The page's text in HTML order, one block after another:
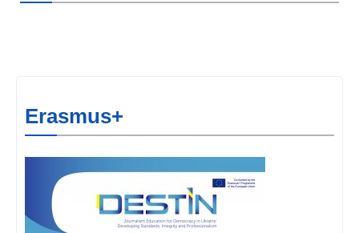
Erasmus+